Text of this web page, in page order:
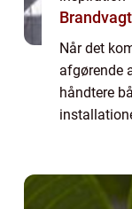
Når det
afgørende
håndtere